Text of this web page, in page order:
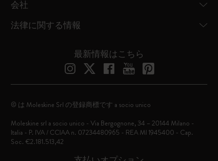
会社
法律に関する情報
最新情報はこちら
© は Moleskine Srl の登録商標です a socio unico
Moleskine srl a socio unico - Via Bergognone, 34 – 20144 Milano -
Italia - P. IVA / CCIAA n. 07234480965 - REA MI 1945400 - Cap.
Soc. €2.181.513,42